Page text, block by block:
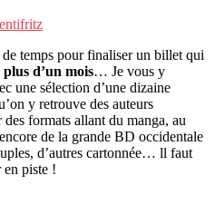
temps pour finaliser un billet qui
d’un mois… Je vous y
une sélection d’une dizaine
y retrouve des auteurs
des formats allant du manga, au
de la grande BD occidentale
d’autres cartonnée… ll faut
piste !